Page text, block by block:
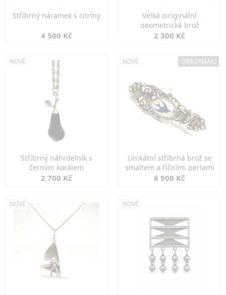
Stříbrný náramek s citríny
4 500 Kč
Velká oiriginální
geometrická brož
2 300 Kč
NOVÉ
Stříbrný náhrdelník s
černým korálem
2 700 Kč
NOVÉ OBJEDNÁNO
Unikátní stříbrná brož se
smaltem a říčními perlami
6 900 Kč
NOVÉ NOVÉ